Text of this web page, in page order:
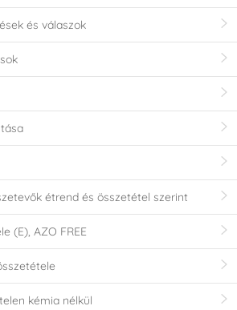
és válaszok
étrend és összetétel szerint
(E), AZO FREE
kémia nélkül